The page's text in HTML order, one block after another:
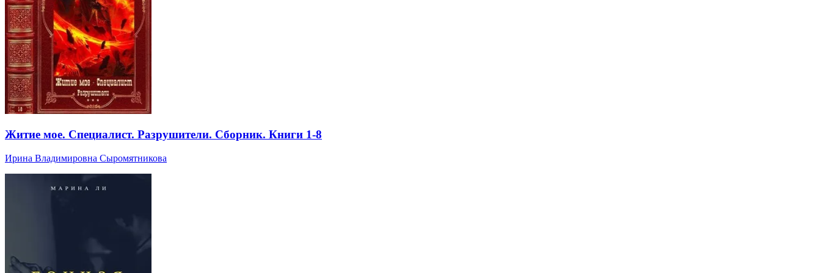
Житие мое. Специалист. Разрушители. Сборник. Книги 1-8
Ирина Владимировна Сыромятникова